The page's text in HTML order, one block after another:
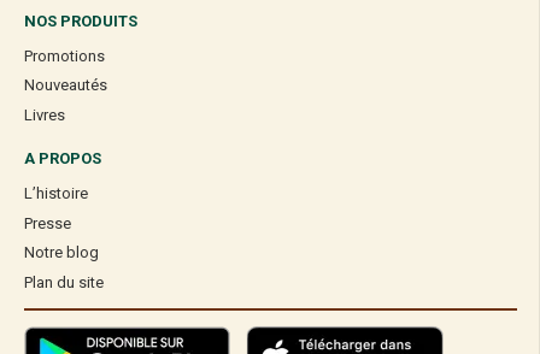
NOS PRODUITS
Promotions
Nouveautés
Livres
A PROPOS
L’histoire
Presse
Notre blog
Plan du site